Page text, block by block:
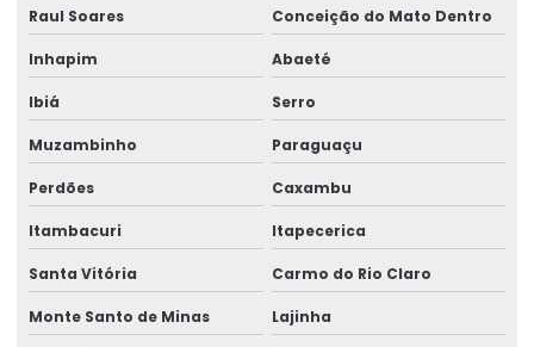
Talha Elétrica Aço Inoxidável
Talha Elétrica Baixa Altura
Talha Elétrica Com Capacidade Até 5 Toneladas
Talha Elétrica Com Controle Inteligente
Talha Elétrica Com Inversor De Frequência
Raul Soares Conceição do Mato Dentro
Inhapim Abaeté
Ibiá Serro
Muzambinho Paraguaçu
Perdões Caxambu
Itambacuri Itapecerica
Santa Vitória Carmo do Rio Claro
Monte Santo de Minas Lajinha